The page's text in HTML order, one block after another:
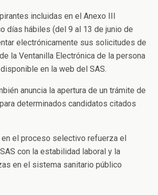
incluidas en el Anexo III
días hábiles (del 9 al 13 de junio de
electrónicamente sus solicitudes de
la Ventanilla Electrónica de la persona
disponible en la web del SAS.
anuncia la apertura de un trámite de
determinados candidatos citados
en el proceso selectivo refuerza el
con la estabilidad laboral y la
en el sistema sanitario público